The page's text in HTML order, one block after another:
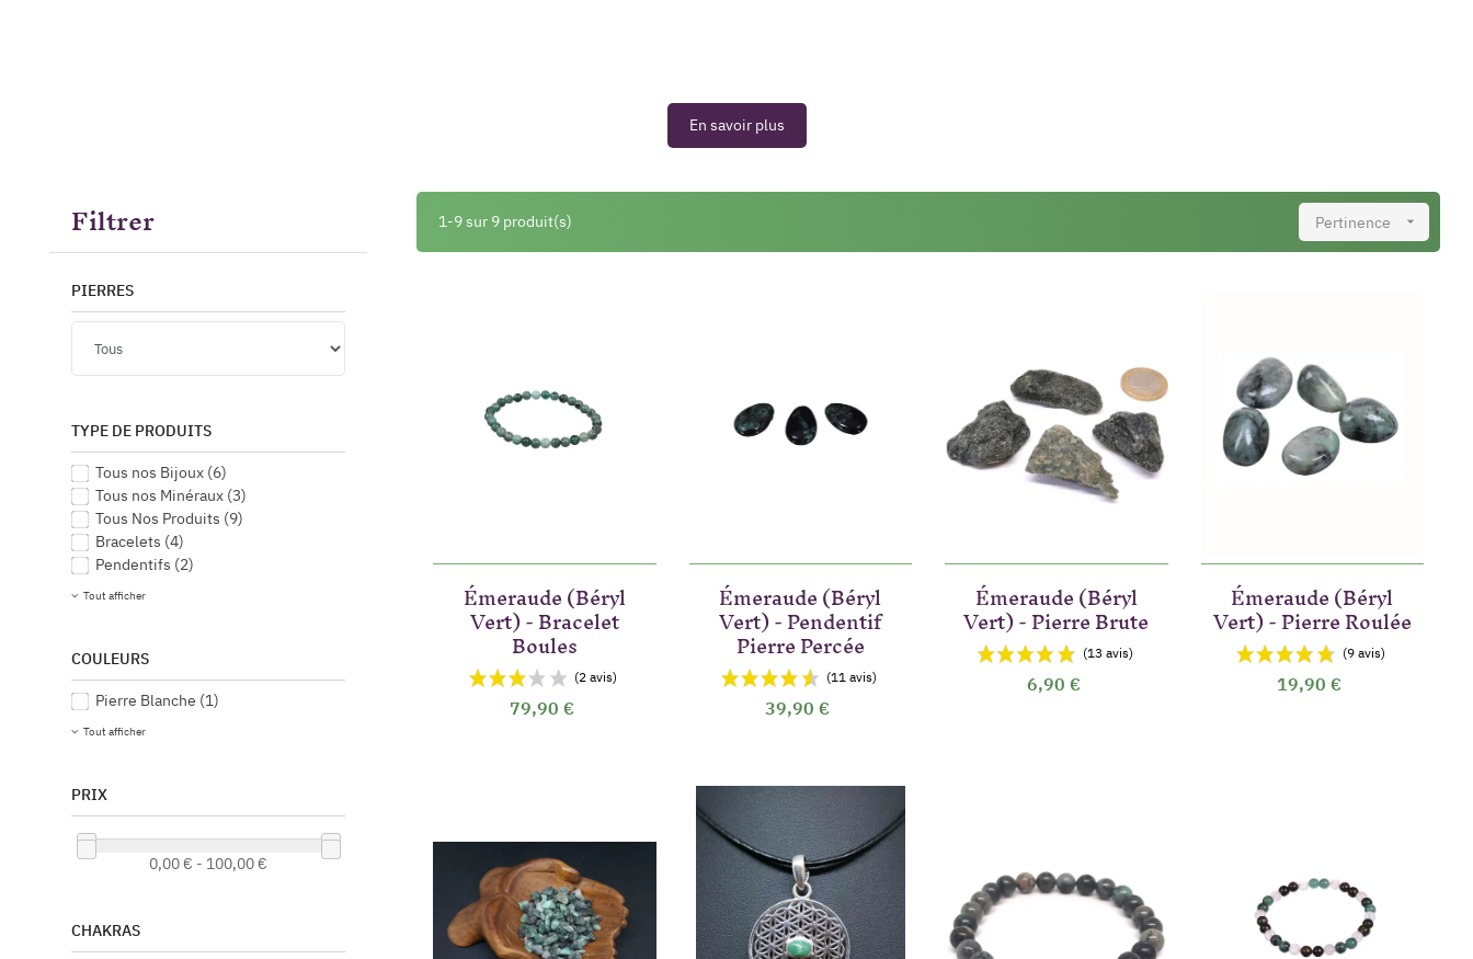
En savoir plus
Filtrer
PIERRES
TYPE DE PRODUITS
Tous nos Bijoux (6)
Tous nos Minéraux (3)
Tous Nos Produits (9)
Bracelets (4)
Pendentifs (2)
Tout afficher
COULEURS
Pierre Blanche (1)
Tout afficher
PRIX
0,00 € - 100,00 €
CHAKRAS
1-9 sur 9 produit(s) Pertinence 
Émeraude (Béryl
Vert) - Bracelet
Boules
79,90 €
Émeraude (Béryl
Vert) - Pendentif
Pierre Percée
39,90 €
Émeraude (Béryl
Vert) - Pierre Brute
6,90 €
Émeraude (Béryl
Vert) - Pierre Roulée
19,90 €